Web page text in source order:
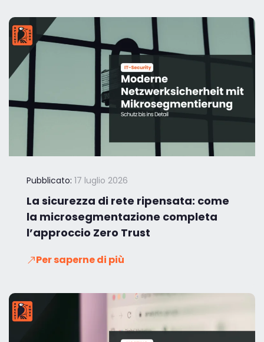
Pubblicato: 17 luglio 2026
La sicurezza di rete ripensata: come
la microsegmentazione completa
l’approccio Zero Trust
Per saperne di più